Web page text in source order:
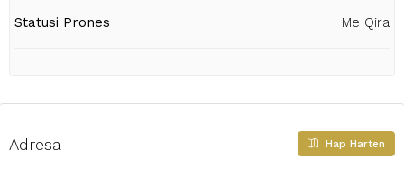
Statusi Prones Me Qira
Adresa Hap Harten